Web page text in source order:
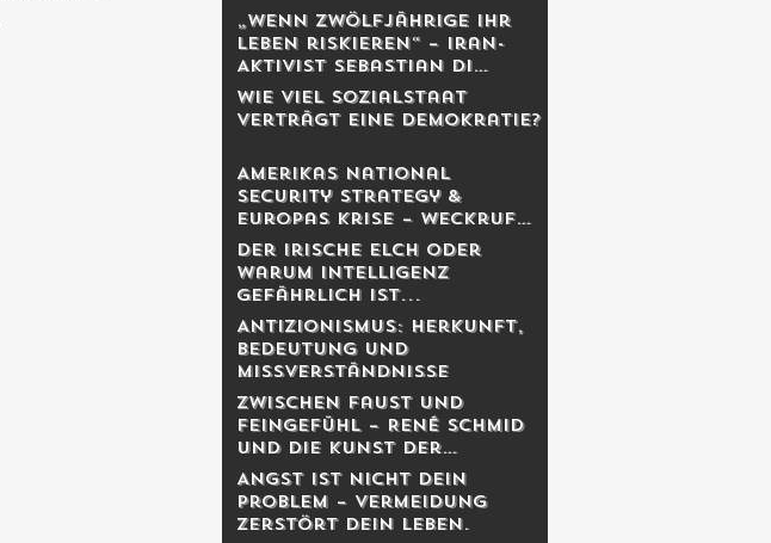
„Wenn Zwölfjährige ihr
Leben riskieren“ – Iran-
Aktivist Sebastian Di
Benedetto über
Revolution, Massaker und
das Schweigen des
Wie viel Sozialstaat
verträgt eine Demokratie?
Amerikas National
Security Strategy &
Europas Krise – Weckruf
oder Kriegserklärung?
Der irische Elch oder
warum Intelligenz
gefährlich ist...
Antizionismus: Herkunft,
Bedeutung und
Missverständnisse
Zwischen Faust und
Feingefühl – René Schmid
und die Kunst der
lebendigen Balance
Angst ist nicht dein
Problem – Vermeidung
zerstört dein Leben.